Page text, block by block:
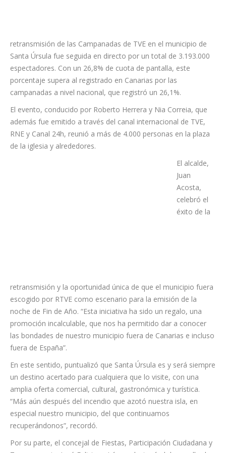
retransmisión de las Campanadas de TVE en el municipio de
Santa Úrsula fue seguida en directo por un total de 3.193.000
espectadores. Con un 26,8% de cuota de pantalla, este
porcentaje supera al registrado en Canarias por las
campanadas a nivel nacional, que registró un 26,1%.
El evento, conducido por Roberto Herrera y Nia Correia, que
además fue emitido a través del canal internacional de TVE,
RNE y Canal 24h, reunió a más de 4.000 personas en la plaza
El alcalde,
Juan
Acosta,
retransmisión y la oportunidad única de que el municipio fuera
escogido por RTVE como escenario para la emisión de la
noche de Fin de Año. “Esta iniciativa ha sido un regalo, una
promoción incalculable, que nos ha permitido dar a conocer
las bondades de nuestro municipio fuera de Canarias e incluso
fuera de España”.
En este sentido, puntualizó que Santa Úrsula es y será siempre
un destino acertado para cualquiera que lo visite, con una
amplia oferta comercial, cultural, gastronómica y turística.
“Más aún después del incendio que azotó nuestra isla, en
especial nuestro municipio, del que continuamos
recuperándonos”, recordó.